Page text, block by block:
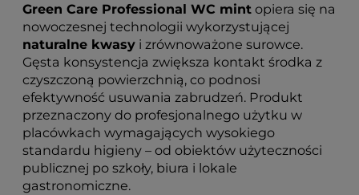
Green Care Professional WC mint opiera się na
nowoczesnej technologii wykorzystującej
naturalne kwasy i zrównoważone surowce.
Gęsta konsystencja zwiększa kontakt środka z
czyszczoną powierzchnią, co podnosi
efektywność usuwania zabrudzeń. Produkt
przeznaczony do profesjonalnego użytku w
placówkach wymagających wysokiego
standardu higieny – od obiektów użyteczności
publicznej po szkoły, biura i lokale
gastronomiczne.